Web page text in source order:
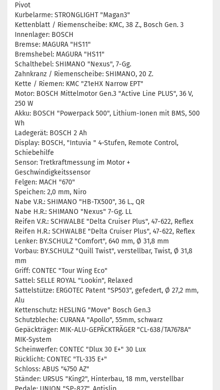
Pivot
Kurbelarme: STRONGLIGHT "Magan3"
Kettenblatt / Riemenscheibe: KMC, 38 Z., Bosch Gen. 3
Innenlager: BOSCH
Bremse: MAGURA "HS11"
Bremshebel: MAGURA "HS11"
Schalthebel: SHIMANO "Nexus", 7-Gg.
Zahnkranz / Riemenscheibe: SHIMANO, 20 Z.
Kette / Riemen: KMC "Z1eHX Narrow EPT"
Motor: BOSCH Mittelmotor Gen.3 "Active Line PLUS", 36 V,
250 W
Akku: BOSCH "Powerpack 500", Lithium-Ionen mit BMS, 500
Wh
Ladegerät: BOSCH 2 Ah
Display: BOSCH, "Intuvia " 4-Stufen, Remote Control,
Schiebehilfe
Sensor: Tretkraftmessung im Motor +
Geschwindigkeitssensor
Felgen: MACH "670"
Speichen: 2,0 mm, Niro
Nabe V.R.: SHIMANO "HB-TX500", 36 L., QR
Nabe H.R.: SHIMANO "Nexus" 7-Gg. LL
Reifen V.R.: SCHWALBE "Delta Cruiser Plus", 47-622, Reflex
Reifen H.R.: SCHWALBE "Delta Cruiser Plus", 47-622, Reflex
Lenker: BY.SCHULZ "Comfort", 640 mm, Ø 31,8 mm
Vorbau: BY.SCHULZ "Quill Twist", verstellbar, Twist, Ø 31,8
mm
Griff: CONTEC "Tour Wing Eco"
Sattel: SELLE ROYAL "Lookin", Relaxed
Sattelstütze: ERGOTEC Patent "SP503", gefedert, Ø 27,2 mm,
Alu
Kettenschutz: HESLING "Move" Bosch Gen.3
Schutzbleche: CURANA "Apollo", 55mm, schwarz
Gepäckträger: MIK-ALU-GEPÄCKTRÄGER "CL-638/TA7678A"
MIK-System
Scheinwerfer: CONTEC "Dlux 30 E+" 30 Lux
Rücklicht: CONTEC "TL-335 E+"
Schloss: ABUS "4750 AZ"
Ständer: URSUS "King2", Hinterbau, 18 mm, verstellbar